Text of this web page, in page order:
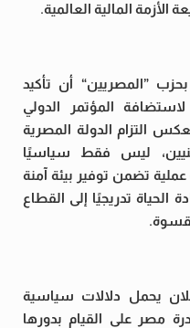
المالية العالمية.
”المصريين“ أن تأكيد
المؤتمر الدولي
التزام الدولة المصرية
ليس فقط سياسيًا
تضمن توفير بيئة آمنة
الحياة تدريجيًا إلى القطاع
يحمل دلالات سياسية
مصر على القيام بدورها